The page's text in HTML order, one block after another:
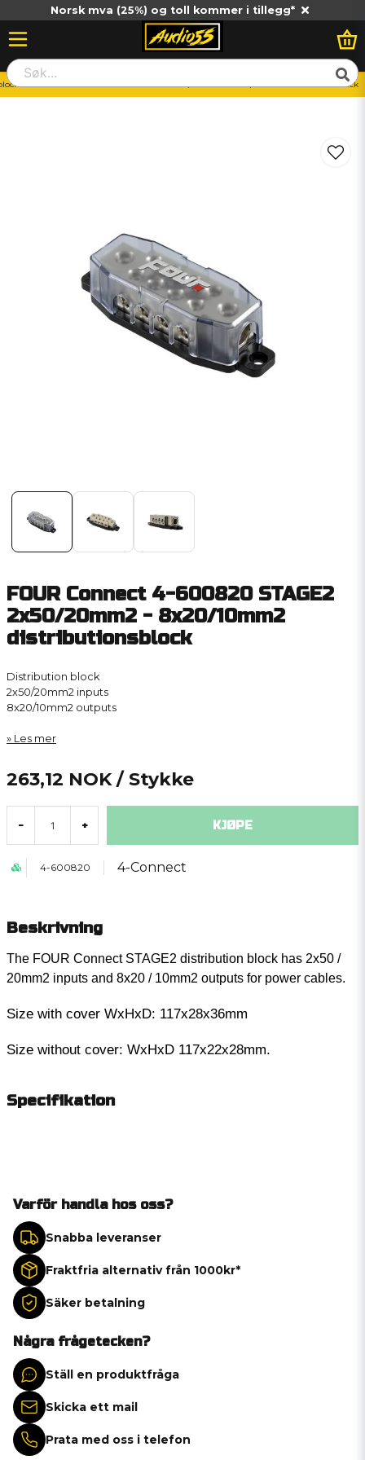
Norsk mva (25%) og toll kommer i tillegg*
FOUR Connect 4-600820 STAGE2 2x50/20mm2 - 8x20/10mm2 distributionsblock
FOUR Connect 4-600820 STAGE2
2x50/20mm2 - 8x20/10mm2
distributionsblock
Distribution block
2x50/20mm2 inputs
8x20/10mm2 outputs
Les mer
263,12 NOK / Stykke
- + KJØPE
4-600820 4-Connect
Beskrivning
The FOUR Connect STAGE2 distribution block has 2x50 /
20mm2 inputs and 8x20 / 10mm2 outputs for power cables.
Size with cover WxHxD: 117x28x36mm
Size without cover: WxHxD 117x22x28mm.
Specifikation
Varför handla hos oss?
Snabba leveranser
Fraktfria alternativ från 1000kr*
Säker betalning
Några frågetecken?
Ställ en produktfråga
Skicka ett mail
Prata med oss i telefon